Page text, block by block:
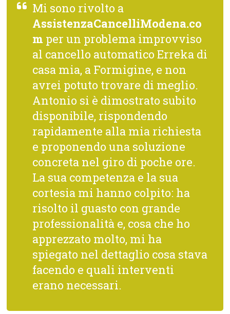
Mi sono rivolto a
AssistenzaCancelliModena.co
m per un problema improvviso
al cancello automatico Erreka di
casa mia, a Formigine, e non
avrei potuto trovare di meglio.
Antonio si è dimostrato subito
disponibile, rispondendo
rapidamente alla mia richiesta
e proponendo una soluzione
concreta nel giro di poche ore.
La sua competenza e la sua
cortesia mi hanno colpito: ha
risolto il guasto con grande
professionalità e, cosa che ho
apprezzato molto, mi ha
spiegato nel dettaglio cosa stava
facendo e quali interventi
erano necessari.